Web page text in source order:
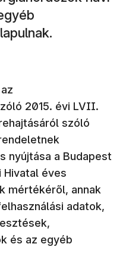
2015. évi LVII.
szóló
nyújtása a Budapest
Hivatal éves
mértékéről, annak
adatok,
és az egyéb